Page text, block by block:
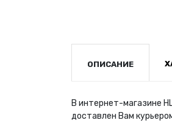
ОПИСАНИЕ
В интернет-магазине
доставлен Вам